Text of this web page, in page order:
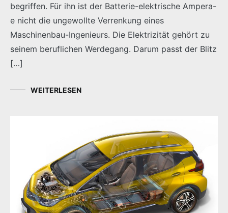
begriffen. Für ihn ist der Batterie-elektrische Ampera-
e nicht die ungewollte Verrenkung eines
Maschinenbau-Ingenieurs. Die Elektrizität gehört zu
seinem beruflichen Werdegang. Darum passt der Blitz
[…]
WEITERLESEN